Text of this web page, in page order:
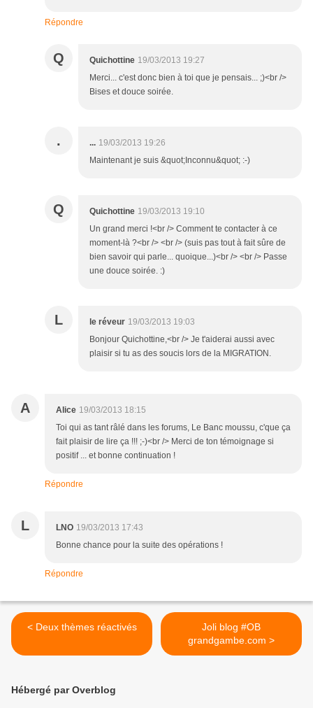
Répondre
Q Quichottine 19/03/2013 19:27
Merci... c'est donc bien à toi que je pensais... ;)<br />
Bises et douce soirée.
. ... 19/03/2013 19:26
Maintenant je suis &quot;Inconnu&quot; :-)
Q Quichottine 19/03/2013 19:10
Un grand merci !<br /> Comment te contacter à ce
moment-là ?<br /> <br /> (suis pas tout à fait sûre de
bien savoir qui parle... quoique...)<br /> <br /> Passe
une douce soirée. :)
L le réveur 19/03/2013 19:03
Bonjour Quichottine,<br /> Je t'aiderai aussi avec
plaisir si tu as des soucis lors de la MIGRATION.
A Alice 19/03/2013 18:15
Toi qui as tant râlé dans les forums, Le Banc moussu, c'que ça
fait plaisir de lire ça !!! ;-)<br /> Merci de ton témoignage si
positif ... et bonne continuation !
Répondre
L LNO 19/03/2013 17:43
Bonne chance pour la suite des opérations !
Répondre
< Deux thèmes réactivés
Joli blog #OB
grandgambe.com >
Hébergé par Overblog